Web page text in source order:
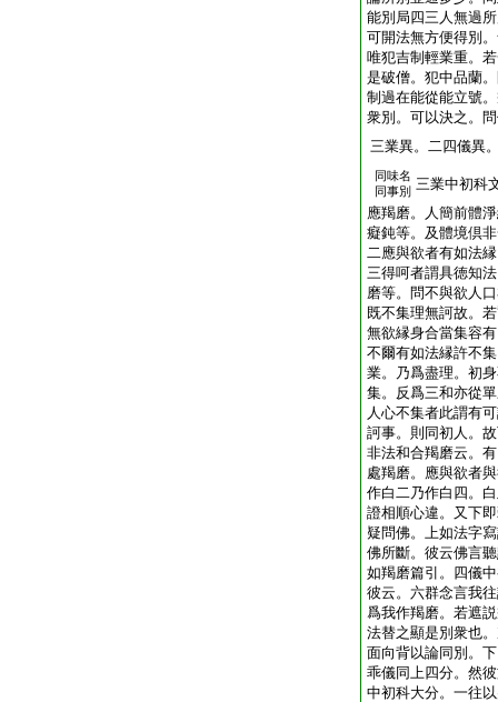
能別局四三人無過
可開法無方便得別
唯犯吉制輕業重。
是破僧。犯中品蘭
制過在能從能立號
衆別。可以決之。
三業異。二四儀異
同味名
同事別 三業中初科
應羯磨。人簡前體
癡鈍等。及體境倶
二應與欲者有如法
三得呵者謂具徳知
磨等。問不與欲人
既不集理無訶故。
無欲縁身合當集容
不爾有如法縁許不
業。乃爲盡理。初
集。反爲三和亦從
人心不集者此謂有
訶事。則同初人。
非法和合羯磨云。
處羯磨。應與欲者
作白二乃作白四。
證相順心違。又下
疑問佛。上如法字
佛所斷。彼云佛言
如羯磨篇引。四儀
彼云。六群念言我
爲我作羯磨。若遮
法替之顯是別衆也
面向背以論同別。
乖儀同上四分。然
中初科大分。一往